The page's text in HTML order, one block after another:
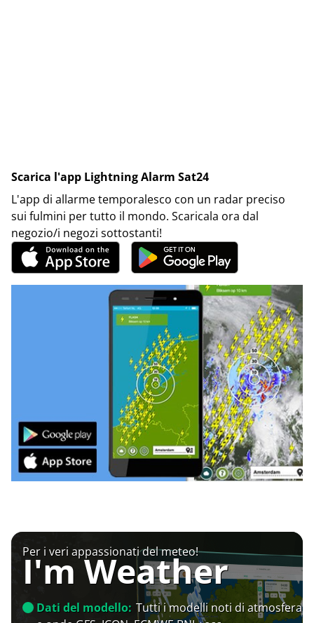
Scarica l'app Lightning Alarm Sat24
L'app di allarme temporalesco con un radar preciso
sui fulmini per tutto il mondo. Scaricala ora dal
negozio/i negozi sottostanti!
Per i veri appassionati del meteo!
I'm Weather
Dati del modello: Tutti i modelli noti di atmosfera